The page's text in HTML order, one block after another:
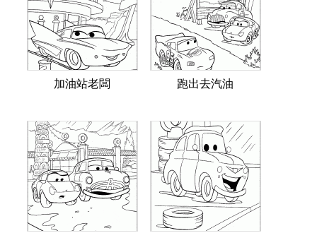
加油站老闆 跑出去汽油